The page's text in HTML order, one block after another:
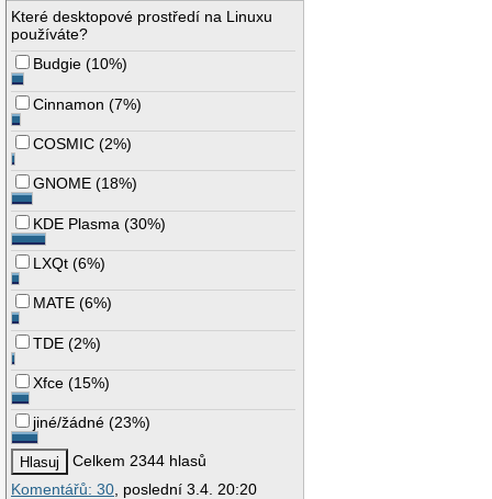
Které desktopové prostředí na Linuxu
používáte?
Budgie (10%)
Cinnamon (7%)
COSMIC (2%)
GNOME (18%)
KDE Plasma (30%)
LXQt (6%)
MATE (6%)
TDE (2%)
Xfce (15%)
jiné/žádné (23%)
Celkem 2344 hlasů
Komentářů: 30 , poslední 3.4. 20:20